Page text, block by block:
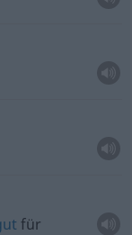
für